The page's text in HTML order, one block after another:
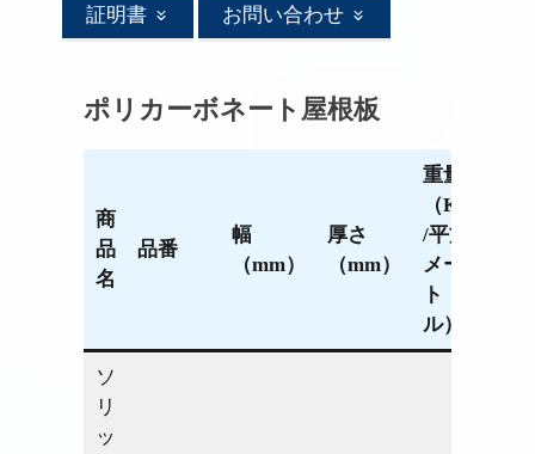
証明書 お問い合わせ
ポリカーボネート屋根板
商
品
名
品番
幅
（mm）
厚さ
（mm）
重量
（Kg
/平方
メー
ト
ル）
ソ
リ
ッ